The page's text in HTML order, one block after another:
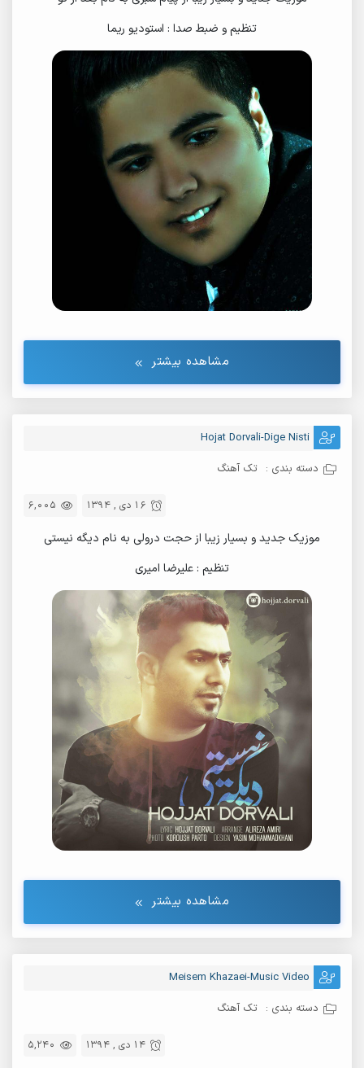
تنظیم و ضبط صدا : استودیو ریما
مشاهده بیشتر
Hojat Dorvali-Dige Nisti
دسته بندی : تک آهنگ
6,005 16 دی , 1394
موزیک جدید و بسیار زیبا از حجت درولی به نام دیگه نیستی
تنظیم : علیرضا امیری
مشاهده بیشتر
Meisem Khazaei-Music Video
دسته بندی : تک آهنگ
5,240 14 دی , 1394